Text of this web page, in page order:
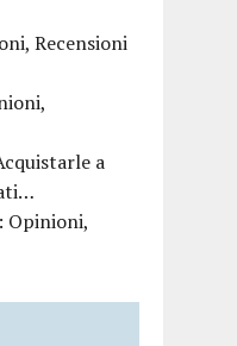
Recensioni
a
Opinioni,